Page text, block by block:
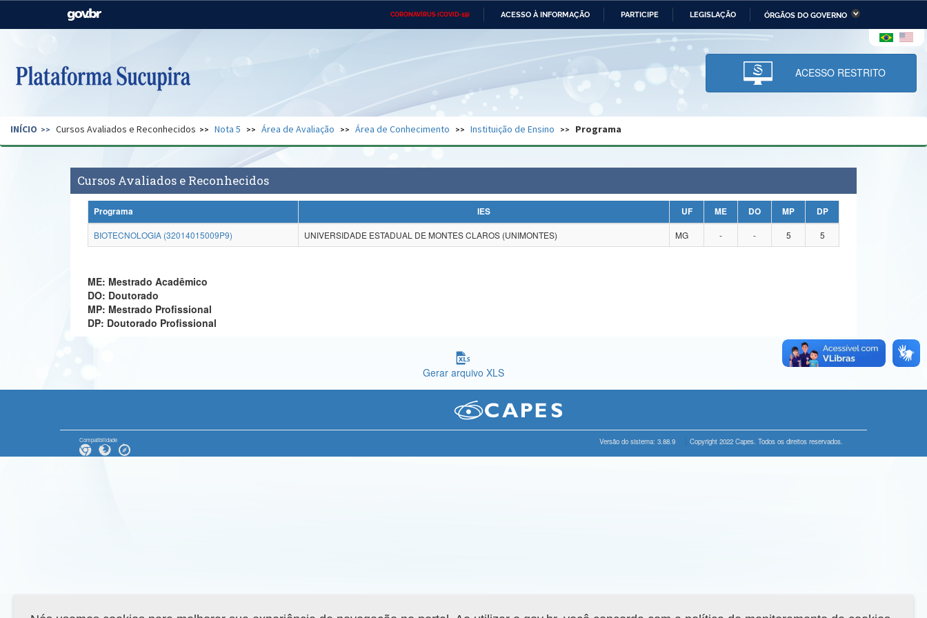
CORONAVÍRUS (COVID-19) ACESSO À INFORMAÇÃO PARTICIPE LEGISLAÇÃO ÓRGÃOS DO GOVERNO
Casa Civil Ministério das Relações Ministério da Economia Ministério da Infraestrutura
Pecuária e Abastecimento
Ministério da Ciência,
Tecnologia, Inovações e
Comunicações
Ministério do Desenvolvimento
Regional e dos Direitos Humanos
Secretaria de Governo Gabinete de Segurança Advocacia-Geral da União Banco Central do Brasil Planalto
ACESSO RESTRITO
INÍCIO Cursos Avaliados e Reconhecidos Nota 5 Área de Avaliação Área de Conhecimento Instituição de Ensino Programa
Cursos Avaliados e Reconhecidos
Programa IES UF ME DO MP
DP
BIOTECNOLOGIA (32014015009P9)
UNIVERSIDADE ESTADUAL DE MONTES CLAROS (UNIMONTES) MG - - 5 5
ME: Mestrado Acadêmico
DO: Doutorado
MP: Mestrado Profissional
DP: Doutorado Profissional
Gerar arquivo XLS
Compatibilidade Versão do sistema: 3.88.9 Copyright 2022 Capes. Todos os direitos reservados.